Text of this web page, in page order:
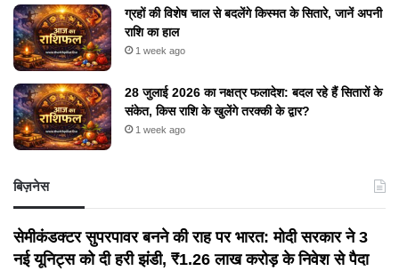
ग्रहों की विशेष चाल से बदलेंगे किस्मत के सितारे, जानें अपनी
राशि का हाल
1 week ago
28 जुलाई 2026 का नक्षत्र फलादेश: बदल रहे हैं सितारों के
संकेत, किस राशि के खुलेंगे तरक्की के द्वार?
1 week ago
बिज़नेस
सेमीकंडक्टर सुपरपावर बनने की राह पर भारत: मोदी सरकार ने 3
नई यूनिट्स को दी हरी झंडी, ₹1.26 लाख करोड़ के निवेश से पैदा